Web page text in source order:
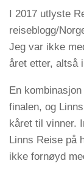
I 2017 utlyste
reiseblogg/
Jeg var ikke
året etter, altså
En
finalen, og
kåret til vinner.
Linns Reise på
ikke fornøyd